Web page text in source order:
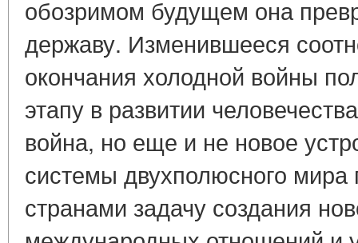
обозримом будущем она
державу. Изменившееся
окончания холодной войны
этапу в развитии
война, но еще и не новое
системы двухполюсного мира
странами задачу создания